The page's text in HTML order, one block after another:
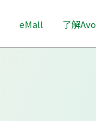
eMall 了解Avo